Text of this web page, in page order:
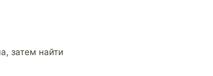
затем найти